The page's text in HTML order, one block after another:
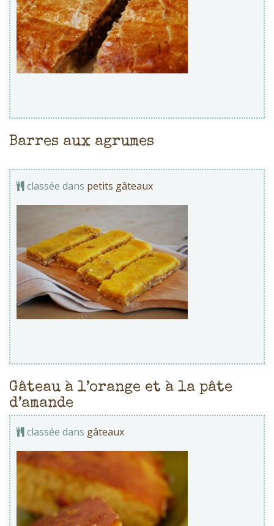
Barres aux agrumes
classée dans petits gâteaux
Gâteau à l’orange et à la pâte
d’amande
classée dans gâteaux